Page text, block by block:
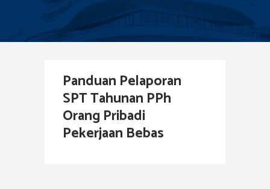
Panduan Pelaporan
SPT Tahunan PPh
Orang Pribadi
Pekerjaan Bebas